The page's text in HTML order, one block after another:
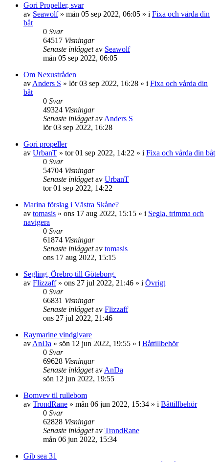
Gori Propeller, svar
av Seawolf» mån 05 sep 2022, 06:05 » i Fixa och vårda din
båt
0 Svar
64517 Visningar
Senaste inläggetav Seawolf
mån 05 sep 2022, 06:05
Om Nexustråden
av Anders S » lör 03 sep 2022, 16:28 » i Fixa och vårda din
båt
0 Svar
49324 Visningar
Senaste inläggetav Anders S
lör 03 sep 2022, 16:28
Gori propeller
av UrbanT » tor 01 sep 2022, 14:22 » i Fixa och vårda din båt
0 Svar
54704 Visningar
Senaste inläggetav UrbanT
tor 01 sep 2022, 14:22
Marina förslag i Västra Skåne?
av tomasis » ons 17 aug 2022, 15:15 » i Segla, trimma och
navigera
0 Svar
61874 Visningar
Senaste inläggetav tomasis
ons 17 aug 2022, 15:15
Segling, Örebro till Göteborg.
av Flizzaff» ons 27 jul 2022, 21:46 » i Övrigt
0 Svar
66831 Visningar
Senaste inläggetav Flizzaff
ons 27 jul 2022, 21:46
Raymarine vindgivare
av AnDa » sön 12 jun 2022, 19:55 » i Båttillbehör
0 Svar
69628 Visningar
Senaste inläggetav AnDa
sön 12 jun 2022, 19:55
Bomvev til rullebom
av TrondRane » mån 06 jun 2022, 15:34 » i Båttillbehör
0 Svar
62828 Visningar
Senaste inläggetav TrondRane
mån 06 jun 2022, 15:34
Gib sea 31